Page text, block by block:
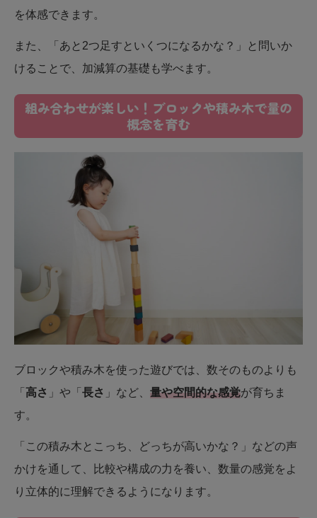
を体感できます。
また、「あと2つ足すといくつになるかな？」と問いか
けることで、加減算の基礎も学べます。
組み合わせが楽しい！ブロックや積み木で量の
概念を育む
ブロックや積み木を使った遊びでは、数そのものよりも
「 高さ 」や「 長さ 」など、 量や空間的な感覚が育ちま
す。
「この積み木とこっち、どっちが高いかな？」などの声
かけを通して、比較や構成の力を養い、数量の感覚をよ
り立体的に理解できるようになります。